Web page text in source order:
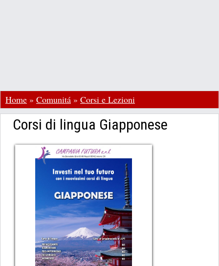
Home » Comunitá » Corsi e Lezioni
Corsi di lingua Giapponese